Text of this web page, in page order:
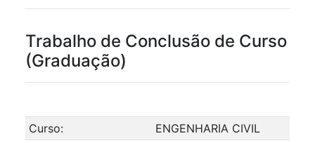
Trabalho de Conclusão de Curso
(Graduação)
Curso:
ENGENHARIA CIVIL